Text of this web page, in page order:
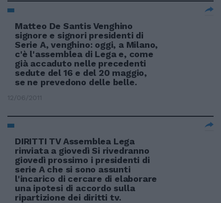
Matteo De Santis Venghino
signore e signori presidenti di
Serie A, venghino: oggi, a Milano,
c'è l'assemblea di Lega e, come
già accaduto nelle precedenti
sedute del 16 e del 20 maggio,
se ne prevedono delle belle.
12/06/2011
DIRITTI TV Assemblea Lega
rinviata a giovedì Si rivedranno
giovedì prossimo i presidenti di
serie A che si sono assunti
l'incarico di cercare di elaborare
una ipotesi di accordo sulla
ripartizione dei diritti tv.